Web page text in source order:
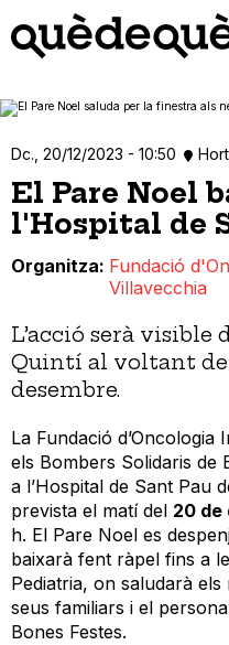
contingut
Dc., 20/12/2023 - 10:50
El Pare Noel
l'Hospital de
Organitza Fundació
Villavecchia
L’acció serà visible
Quintí al voltant de
desembre.
La Fundació
els Bombers Solidaris
a l’Hospital de Sant Pau
prevista el matí del 20 de
h. El Pare Noel es
baixarà fent ràpel fins a
Pediatria, on saludarà
seus familiars i el
Bones Festes.